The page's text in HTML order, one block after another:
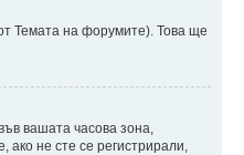
Темата на форумите). Това ще
вашата часова зона,
не сте се регистрирали,